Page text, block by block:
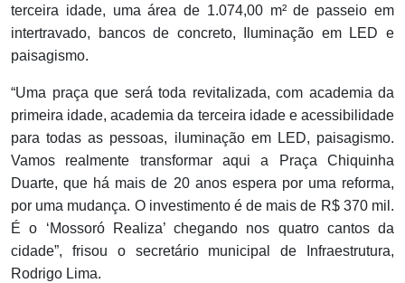
terceira idade, uma área de 1.074,00 m² de passeio em
intertravado, bancos de concreto, Iluminação em LED e
paisagismo.
“Uma praça que será toda revitalizada, com academia da
primeira idade, academia da terceira idade e acessibilidade
para todas as pessoas, iluminação em LED, paisagismo.
Vamos realmente transformar aqui a Praça Chiquinha
Duarte, que há mais de 20 anos espera por uma reforma,
por uma mudança. O investimento é de mais de R$ 370 mil.
É o ‘Mossoró Realiza’ chegando nos quatro cantos da
cidade”, frisou o secretário municipal de Infraestrutura,
Rodrigo Lima.